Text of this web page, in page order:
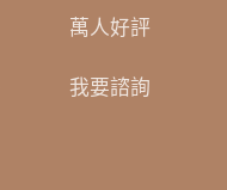
萬人好評
我要諮詢